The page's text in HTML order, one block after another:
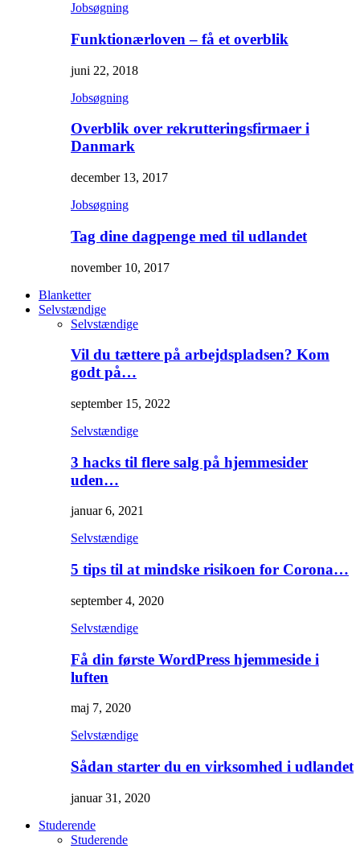
Jobsøgning
Funktionærloven – få et overblik
juni 22, 2018
Jobsøgning
Overblik over rekrutteringsfirmaer i
Danmark
december 13, 2017
Jobsøgning
Tag dine dagpenge med til udlandet
november 10, 2017
Blanketter
Selvstændige
Selvstændige
Vil du tættere på arbejdspladsen? Kom
godt på…
september 15, 2022
Selvstændige
3 hacks til flere salg på hjemmesider
uden…
januar 6, 2021
Selvstændige
5 tips til at mindske risikoen for Corona…
september 4, 2020
Selvstændige
Få din første WordPress hjemmeside i
luften
maj 7, 2020
Selvstændige
Sådan starter du en virksomhed i udlandet
januar 31, 2020
Studerende
Studerende